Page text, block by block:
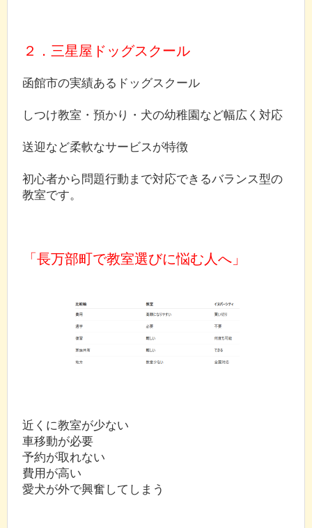
２．三星屋ドッグスクール
函館市の実績あるドッグスクール
しつけ教室・預かり・犬の幼稚園など幅広く対応
送迎など柔軟なサービスが特徴
初心者から問題行動まで対応できるバランス型の
教室です。
「長万部町で教室選びに悩む人へ」
近くに教室が少ない
車移動が必要
予約が取れない
費用が高い
愛犬が外で興奮してしまう